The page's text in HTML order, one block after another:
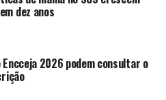
1º tetra brasileiro na
e confirma presença na
dez anos
Encceja 2026 podem consultar o